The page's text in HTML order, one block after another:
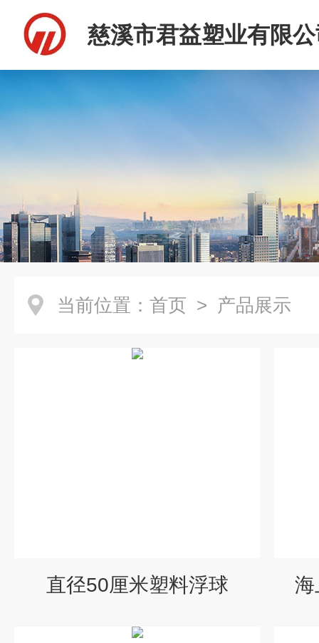
慈溪市君益塑业有限
当前位置： 首页 > 产品展示
直径50厘米塑料浮球 海